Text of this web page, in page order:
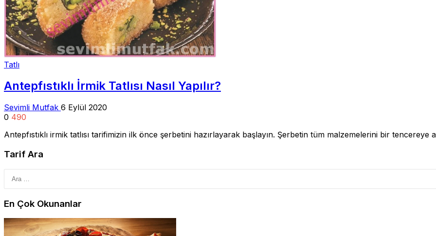
Tatlı
Antepfıstıklı İrmik Tatlısı Nasıl Yapılır?
Sevimli Mutfak 6 Eylül 2020
0 490
Antepfıstıklı irmik tatlısı tarifimizin ilk önce şerbetini hazırlayarak başlayın. Şerbetin tüm malzemelerini bir tencereye
Tarif Ara
En Çok Okunanlar